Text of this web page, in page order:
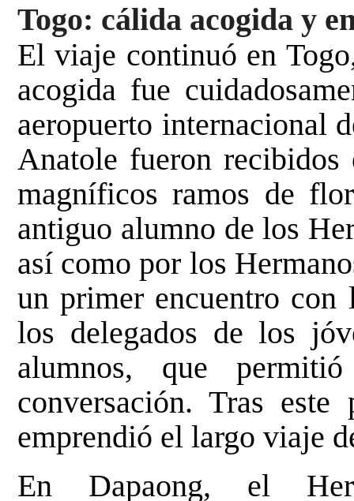
Togo: cálida acogida y
El viaje continuó en
acogida fue
aeropuerto internacional
Anatole fueron recibidos
magníficos ramos de
antiguo alumno de los
así como por los
un primer encuentro
los delegados de los
alumnos, que
conversación. Tras
emprendió el largo viaje
En Dapaong, el